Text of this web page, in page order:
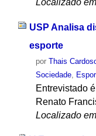
USP Analisa
esporte
por Thais
Sociedade,
Entrevistado
Renato
Localizado em